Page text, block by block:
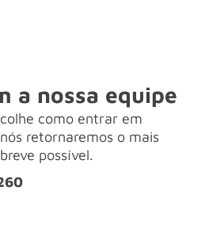
a nossa equipe
como entrar em
retornaremos o mais
breve possível.